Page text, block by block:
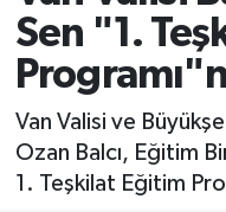
Sen "1.
Van Valisi ve
Ozan Balcı, Eğitim
1. Teşkilat Eğitim
Ekonomi
Sağlık
Bilim & Teknoloji
Van Trafik
Süper Lig Puan
Tüm Manşetler
Son Dakika